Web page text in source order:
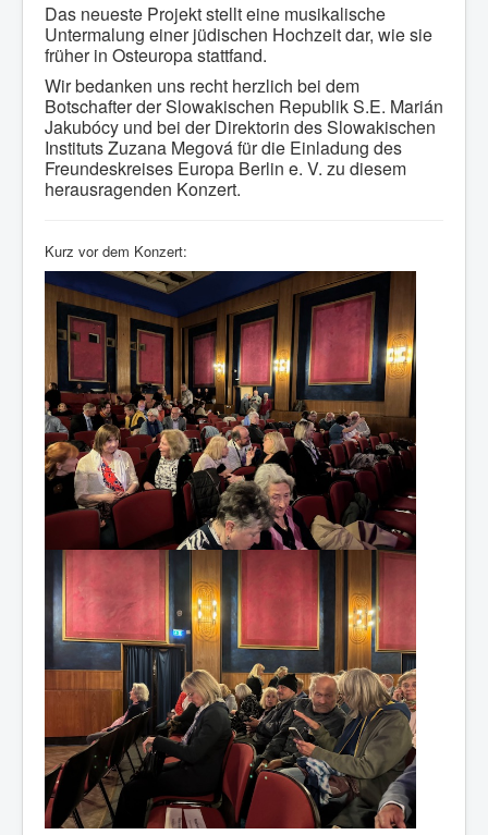
Das neueste Projekt stellt eine musikalische
Untermalung einer jüdischen Hochzeit dar, wie sie
früher in Osteuropa stattfand.
Wir bedanken uns recht herzlich bei dem
Botschafter der Slowakischen Republik S.E. Marián
Jakubócy und bei der Direktorin des Slowakischen
Instituts Zuzana Megová für die Einladung des
Freundeskreises Europa Berlin e. V. zu diesem
herausragenden Konzert.
Kurz vor dem Konzert: